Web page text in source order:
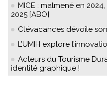
MICE : malmené en
2025 [ABO]
Clévacances dévoile
L’UMIH explore
Acteurs du Tourisme
identité graphique !